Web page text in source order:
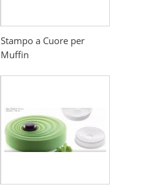
Stampo a Cuore per
Muffin